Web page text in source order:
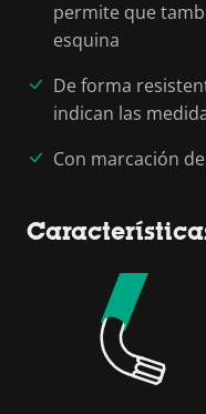
permite que
esquina
De forma
indican las
Con marcación